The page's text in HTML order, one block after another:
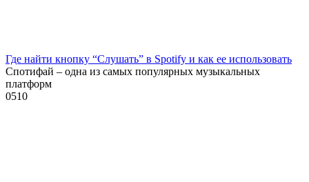
Где найти кнопку “Слушать” в Spotify и как ее использовать
Спотифай – одна из самых популярных музыкальных
платформ
0510